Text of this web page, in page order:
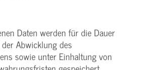
Daten werden für die Dauer
Abwicklung des
sowie unter Einhaltung von